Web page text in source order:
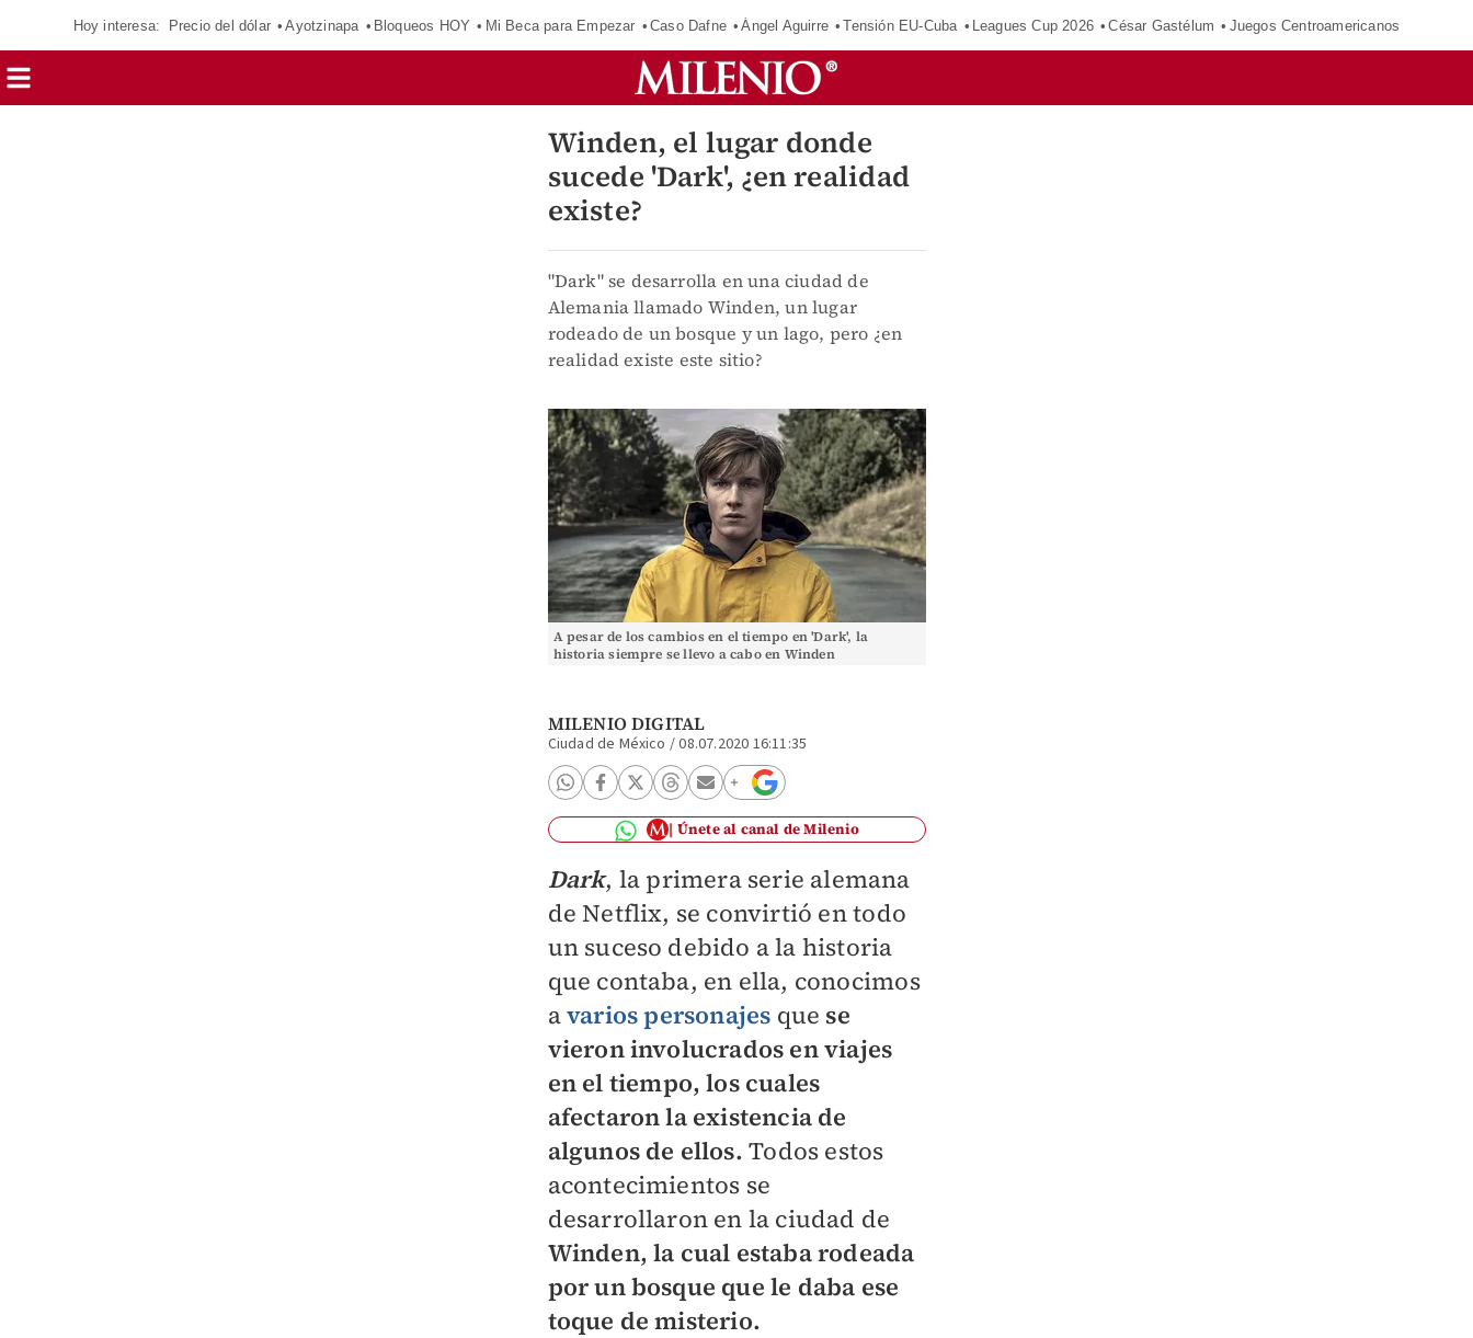
Hoy interesa: Precio del dólar Ayotzinapa Bloqueos HOY Mi Beca para Empezar Caso Dafne Ángel Aguirre Tensión EU-Cuba Leagues Cup 2026 César Gastélum Juegos Centroamericanos
Winden, el lugar donde
sucede 'Dark', ¿en realidad
existe?
"Dark" se desarrolla en una ciudad de
Alemania llamado Winden, un lugar
rodeado de un bosque y un lago, pero ¿en
realidad existe este sitio?
A pesar de los cambios en el tiempo en 'Dark', la
historia siempre se llevo a cabo en Winden
MILENIO DIGITAL
Ciudad de México /08.07.2020 16:11:35
Únete al canal de Milenio
Dark, la primera serie alemana
de Netflix, se convirtió en todo
un suceso debido a la historia
que contaba, en ella, conocimos
avarios personajes que se
vieron involucrados en viajes
en el tiempo, los cuales
afectaron la existencia de
algunos de ellos.Todos estos
acontecimientos se
desarrollaron en la ciudad de
Winden, la cual estaba rodeada
por un bosque que le daba ese
toque de misterio.